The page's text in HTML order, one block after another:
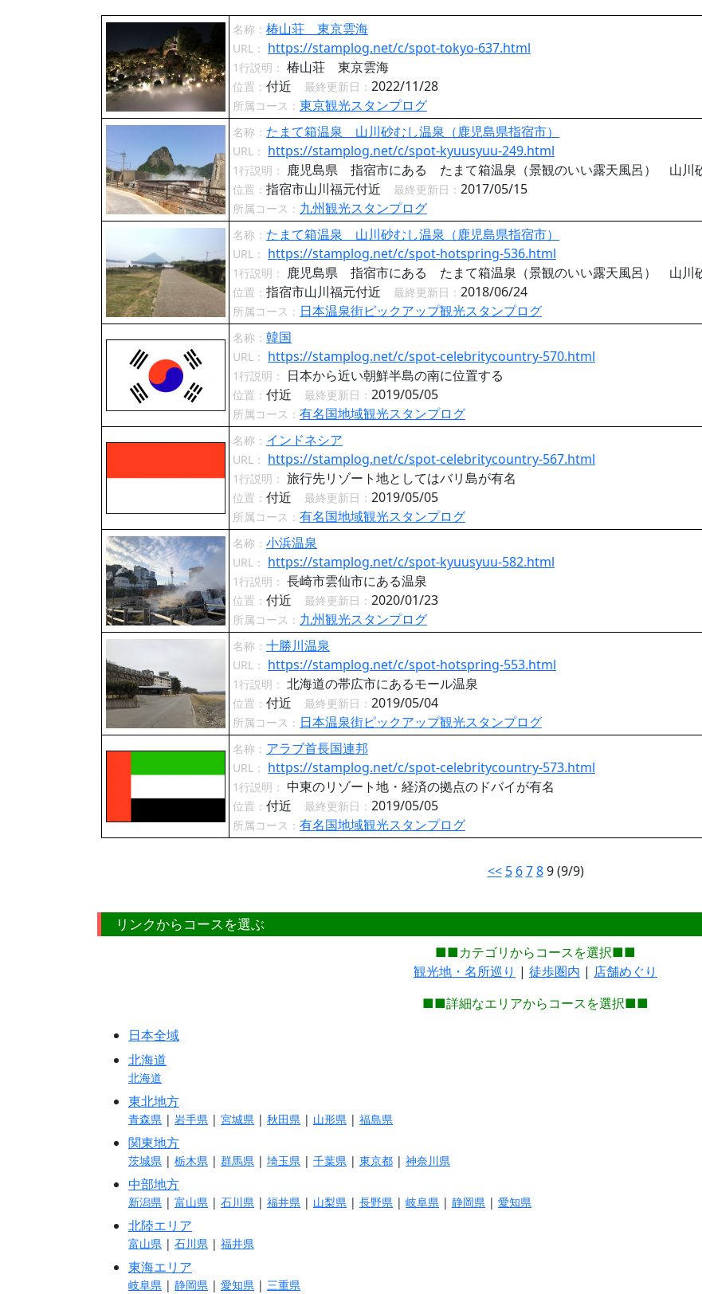
名称： 椿山荘 東京雲海
URL： https://stamplog.net/c/spot-tokyo-637.html
1行説明： 椿山荘 東京雲海
位置： 付近 最終更新日： 2022/11/28
所属コース： 東京観光スタンプログ
名称： たまて箱温泉 山川砂むし温泉（鹿児島県指宿市）
URL： https://stamplog.net/c/spot-kyuusyuu-249.html
1行説明： 鹿児島県 指宿市にある たまて箱温泉（景観のいい露天風呂） 山川砂
位置： 指宿市山川福元付近 最終更新日： 2017/05/15
所属コース： 九州観光スタンプログ
名称： たまて箱温泉 山川砂むし温泉（鹿児島県指宿市）
URL： https://stamplog.net/c/spot-hotspring-536.html
1行説明： 鹿児島県 指宿市にある たまて箱温泉（景観のいい露天風呂） 山川砂
位置： 指宿市山川福元付近 最終更新日： 2018/06/24
所属コース： 日本温泉街ピックアップ観光スタンプログ
名称： 韓国
URL： https://stamplog.net/c/spot-celebritycountry-570.html
1行説明： 日本から近い朝鮮半島の南に位置する
位置： 付近 最終更新日： 2019/05/05
所属コース： 有名国地域観光スタンプログ
名称： インドネシア
URL： https://stamplog.net/c/spot-celebritycountry-567.html
1行説明： 旅行先リゾート地としてはバリ島が有名
位置： 付近 最終更新日： 2019/05/05
所属コース： 有名国地域観光スタンプログ
名称： 小浜温泉
URL： https://stamplog.net/c/spot-kyuusyuu-582.html
1行説明： 長崎市雲仙市にある温泉
位置： 付近 最終更新日： 2020/01/23
所属コース： 九州観光スタンプログ
名称： 十勝川温泉
URL： https://stamplog.net/c/spot-hotspring-553.html
1行説明： 北海道の帯広市にあるモール温泉
位置： 付近 最終更新日： 2019/05/04
所属コース： 日本温泉街ピックアップ観光スタンプログ
名称： アラブ首長国連邦
URL： https://stamplog.net/c/spot-celebritycountry-573.html
1行説明： 中東のリゾート地・経済の拠点のドバイが有名
位置： 付近 最終更新日： 2019/05/05
所属コース： 有名国地域観光スタンプログ
<< 5 6 7 89 (9/9)
リンクからコースを選ぶ
■■カテゴリからコースを選択■■
観光地・名所巡り | 徒歩圏内 | 店舗めぐり
■■詳細なエリアからコースを選択■■
日本全域
北海道
北海道
東北地方
青森県 | 岩手県 | 宮城県 | 秋田県 | 山形県 | 福島県
関東地方
茨城県 | 栃木県 | 群馬県 | 埼玉県 | 千葉県 | 東京都 | 神奈川県
中部地方
新潟県 | 富山県 | 石川県 | 福井県 | 山梨県 | 長野県 | 岐阜県 | 静岡県 | 愛知県
北陸エリア
富山県 | 石川県 | 福井県
東海エリア
岐阜県 | 静岡県 | 愛知県 | 三重県